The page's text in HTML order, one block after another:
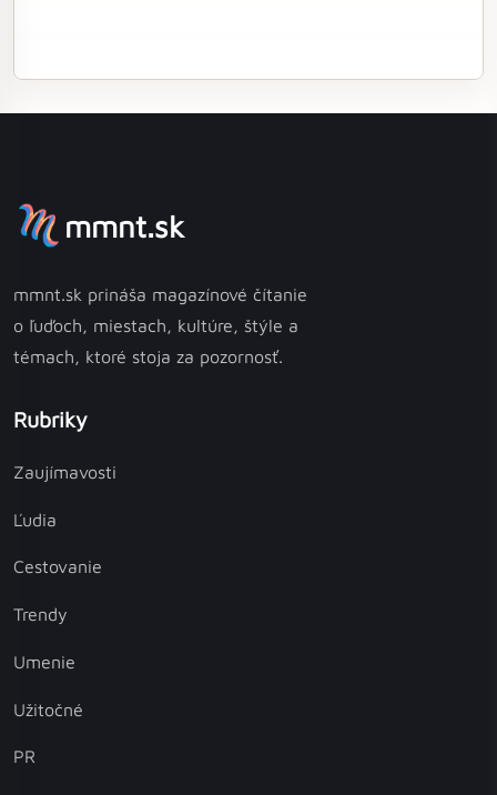
mmnt.sk
mmnt.sk prináša magazínové čítanie
o ľuďoch, miestach, kultúre, štýle a
témach, ktoré stoja za pozornosť.
Rubriky
Zaujímavosti
Ľudia
Cestovanie
Trendy
Umenie
Užitočné
PR